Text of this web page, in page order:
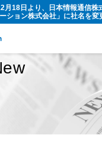
月18日より、日本情報通信株
ション株式会社」に社名を変